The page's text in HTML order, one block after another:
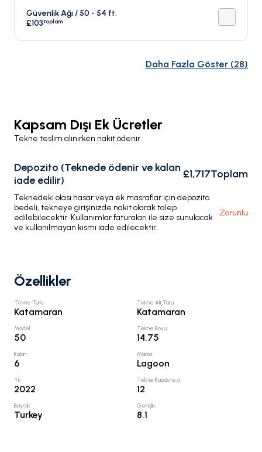
Güvenlik Ağı / 50 - 54 ft.
£103toplam
Daha Fazla Göster (28)
Kapsam Dışı Ek Ücretler
Tekne teslim alınırken nakit ödenir.
Depozito (Teknede ödenir ve kalan
iade edilir)
£1,717Toplam
Teknedeki olası hasar veya ek masraflar için depozito
bedeli, tekneye girişinizde nakit olarak talep
edilebilecektir. Kullanımlar faturaları ile size sunulacak
ve kullanılmayan kısmı iade edilecektir.
Zorunlu
Özellikler
Tekne Türü:
Katamaran
Tekne Alt Türü:
Katamaran
Model:
50
Tekne Boyu:
14.75
Kabin:
6
Marka:
Lagoon
Yıl:
2022
Tekne Kapasitesi:
12
Bayrak:
Turkey
Genişlik:
8.1